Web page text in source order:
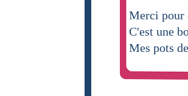
Merci
C'est une
Mes pots